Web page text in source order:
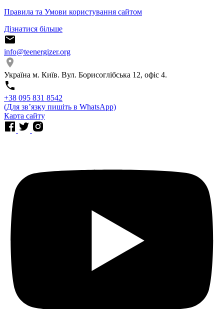
Правила та Умови користування сайтом
Дізнатися більше
info@teenergizer.org
Україна м. Київ. Вул. Борисоглібська 12, офіс 4.
⁨+38 095 831 8542⁩
(Для звʼязку пишіть в WhatsApp)
Карта сайту